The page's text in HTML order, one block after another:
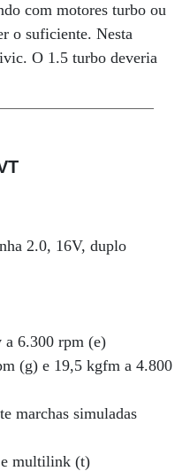
com motores turbo ou
o suficiente. Nesta
O 1.5 turbo deveria
2.0, 16V, duplo
a 6.300 rpm (e)
(g) e 19,5 kgfm a 4.800
marchas simuladas
e multilink (t)